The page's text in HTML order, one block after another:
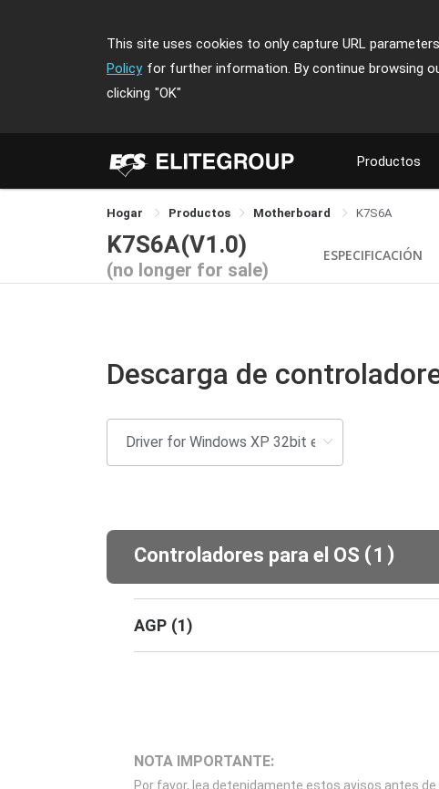
This site uses cookies to only capture URL
Policy for further information. By continue browsing
clicking "OK"
Productos
Hogar Productos Motherboard K7S6A
K7S6A(V1.0)
(no longer for sale)
ESPECIFICACIÓN
Descarga de
Controladores para el OS (1 )
AGP (1)
NOTA IMPORTANTE:
Por favor, lea detenidamente estos avisos antes de